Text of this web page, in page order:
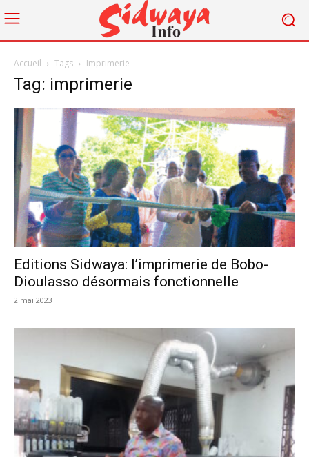
Accueil Tags Imprimerie
Tag: imprimerie
Editions Sidwaya: l’imprimerie de Bobo-
Dioulasso désormais fonctionnelle
2 mai 2023